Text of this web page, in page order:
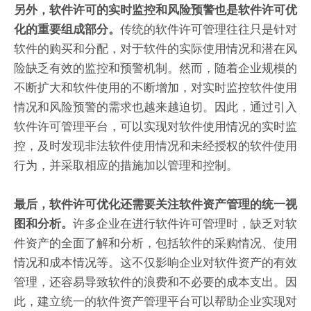
另外，软件许可的实时监控和风险预警也是软件许可优
化的重要组成部分。 传统的软件许可管理往往只是针对
软件的购买和分配，对于软件的实际使用情况和潜在风
险缺乏有效的监控和预警机制。然而，随着企业规模的
不断扩大和软件使用的不断增加，对实时监控软件使用
情况和风险预警的需求也越来越迫切。因此，通过引入
软件许可管理平台，可以实现对软件使用情况的实时监
控，及时发现非法软件使用情况和未经授权的软件使用
行为，并采取相应的措施加以管理和控制。
最后，软件许可优化还需要关注软件资产管理的统一视
图和分析。 许多企业在进行软件许可管理时，缺乏对软
件资产的全面了解和分析，包括软件的采购情况、使用
情况和成本情况等。这不仅影响企业对软件资产的有效
管理，还容易导致软件的浪费和不必要的成本支出。因
此，建立统一的软件资产管理平台可以帮助企业实现对